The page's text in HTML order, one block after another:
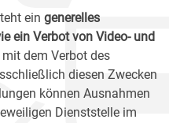
ein generelles
ein Verbot von Video- und
mit dem Verbot des
diesen Zwecken
können Ausnahmen
Dienststelle im